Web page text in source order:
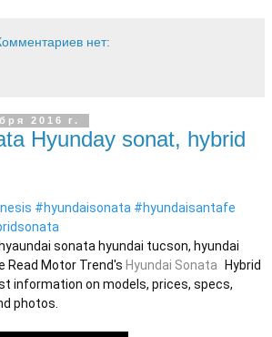
нет:
2016 г.
Hyunday sonat, hybrid
#hyundaisonata #hyundaisantafe
sonata hyundai tucson, hyundai
Read Motor Trend's Hyundai Sonata
Hybrid
information on models, prices, specs,
photos.